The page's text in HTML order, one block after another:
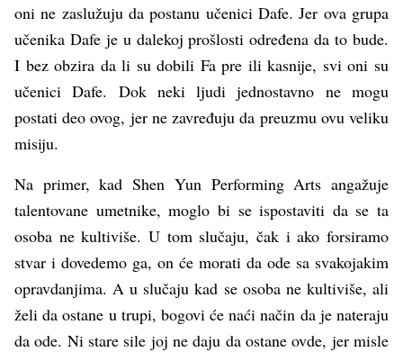
oni ne zaslužuju da postanu učenici Dafe. Jer ova grupa
učenika Dafe je u dalekoj prošlosti određena da to bude.
I bez obzira da li su dobili Fa pre ili kasnije, svi oni su
učenici Dafe. Dok neki ljudi jednostavno ne mogu
postati deo ovog, jer ne zavređuju da preuzmu ovu veliku
misiju.
Na primer, kad Shen Yun Performing Arts angažuje
talentovane umetnike, moglo bi se ispostaviti da se ta
osoba ne kultiviše. U tom slučaju, čak i ako forsiramo
stvar i dovedemo ga, on će morati da ode sa svakojakim
opravdanjima. A u slučaju kad se osoba ne kultiviše, ali
želi da ostane u trupi, bogovi će naći način da je nateraju
da ode. Ni stare sile joj ne daju da ostane ovde, jer misle